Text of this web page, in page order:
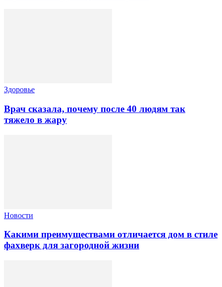
Здоровье
Врач сказала, почему после 40 людям так
тяжело в жару
Новости
Какими преимуществами отличается дом в стиле
фахверк для загородной жизни